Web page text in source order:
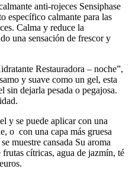
anti-rojeces Sensiphase
específico calmante para las
Calma y reduce la
una sensación de frescor y
Restauradora – noche”,
y suave como un gel, esta
sin dejarla pesada o pegajosa.
y se puede aplicar con una
o con una capa más gruesa
muestre cansada Su aroma
cítricas, agua de jazmín, té